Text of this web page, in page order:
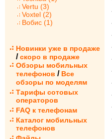
Vertu (3)
Voxtel (2)
Вобис (1)
Новинки уже в продаже
/ скоро в продаже
Обзоры мобильных
телефонов / Все
обзоры по моделям
Тарифы сотовых
операторов
FAQ к телефонам
Каталог мобильных
телефонов